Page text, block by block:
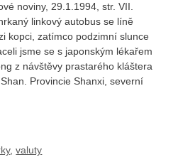
noviny, 29.1.1994, str. VII.
linkový autobus se líně
kopci, zatímco podzimní slunce
jsme se s japonským lékařem
z návštěvy prastarého kláštera
Provincie Shanxi, severní
,valuty